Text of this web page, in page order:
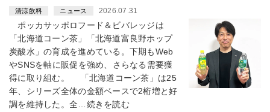
清涼飲料 ニュース 2026.07.31
ポッカサッポロフード＆ビバレッジは
「北海道コーン茶」「北海道富良野ホップ
炭酸水」の育成を進めている。下期もWeb
やSNSを軸に販促を強め、さらなる需要獲
得に取り組む。 「北海道コーン茶」は25
年、シリーズ全体の金額ベースで2桁増と好
調を維持した。全…続きを読む